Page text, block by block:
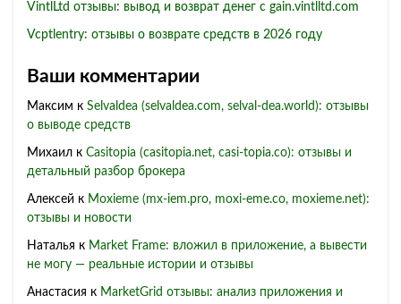
VintlLtd отзывы: вывод и возврат денег с gain.vintlltd.com
Vcptlentry: отзывы о возврате средств в 2026 году
Ваши комментарии
Максим к Selvaldea (selvaldea.com, selval-dea.world): отзывы
о выводе средств
Михаил к Casitopia (casitopia.net, casi-topia.co): отзывы и
детальный разбор брокера
Алексей к Moxieme (mx-iem.pro, moxi-eme.co, moxieme.net):
отзывы и новости
Наталья к Market Frame: вложил в приложение, а вывести
не могу — реальные истории и отзывы
Анастасия к MarketGrid отзывы: анализ приложения и